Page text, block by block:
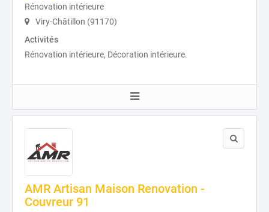
Rénovation intérieure
Viry-Châtillon (91170)
Activités
Rénovation intérieure, Décoration intérieure.
AMR Artisan Maison Renovation -
Couvreur 91